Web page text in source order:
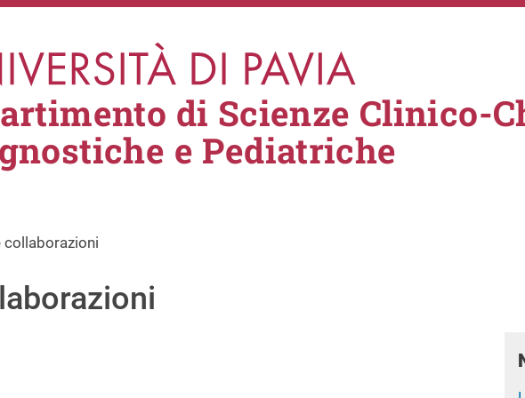
di Scienze Clinico-
e Pediatriche
collaborazioni